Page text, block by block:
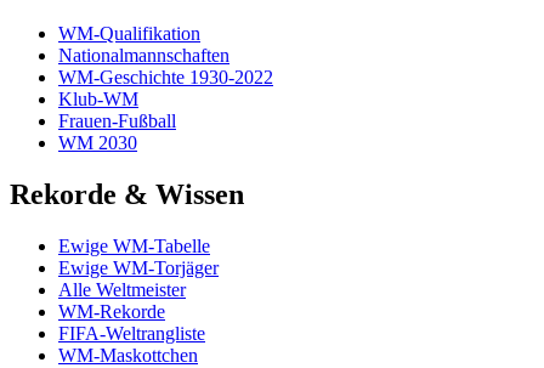
WM-Qualifikation
Nationalmannschaften
WM-Geschichte 1930-2022
Klub-WM
Frauen-Fußball
WM 2030
Rekorde & Wissen
Ewige WM-Tabelle
Ewige WM-Torjäger
Alle Weltmeister
WM-Rekorde
FIFA-Weltrangliste
WM-Maskottchen